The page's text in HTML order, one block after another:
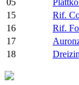
05
15
Rif.
16
Rif.
17
18